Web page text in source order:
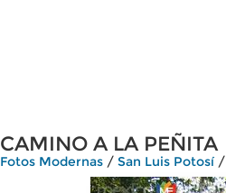
CAMINO A LA PEÑITA
Fotos Modernas / San Luis Potosí /